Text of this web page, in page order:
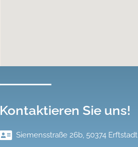
Kontaktieren Sie uns!
Siemensstraße 26b, 50374 Erftstadt